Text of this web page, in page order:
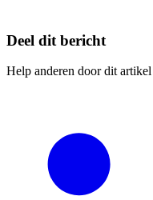
Deel dit bericht
Help anderen door dit